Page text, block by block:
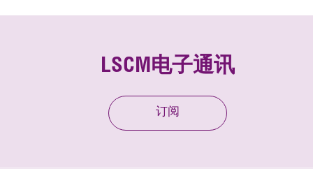
LSCM电子通讯
订阅